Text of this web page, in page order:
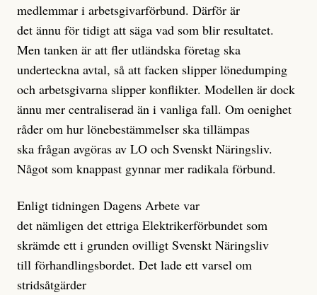
medlemmar i arbetsgivarförbund. Därför är
det ännu för tidigt att säga vad som blir resultatet.
Men tanken är att fler utländska företag ska
underteckna avtal, så att facken slipper lönedumping
och arbetsgivarna slipper konflikter. Modellen är dock
ännu mer centraliserad än i vanliga fall. Om oenighet
råder om hur lönebestämmelser ska tillämpas
ska frågan avgöras av LO och Svenskt Näringsliv.
Något som knappast gynnar mer radikala förbund.
Enligt tidningen Dagens Arbete var
det nämligen det ettriga Elektrikerförbundet som
skrämde ett i grunden ovilligt Svenskt Näringsliv
till förhandlingsbordet. Det lade ett varsel om
stridsåtgärder